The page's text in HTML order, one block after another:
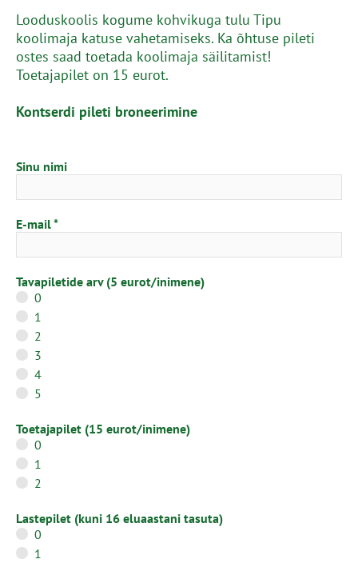
Looduskoolis kogume kohvikuga tulu Tipu
koolimaja katuse vahetamiseks. Ka õhtuse pileti
ostes saad toetada koolimaja säilitamist!
Toetajapilet on 15 eurot.
Kontserdi pileti broneerimine
Sinu nimi
E-mail
Tavapiletide arv (5 eurot/inimene)
0
1
2
3
4
5
Toetajapilet (15 eurot/inimene)
0
1
2
Lastepilet (kuni 16 eluaastani tasuta)
0
1